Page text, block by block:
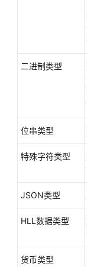
式
发
南
式
8.x）
发
二进制类型
位串类型
特殊字符类型
JSON类型
HLL数据类型
货币类型